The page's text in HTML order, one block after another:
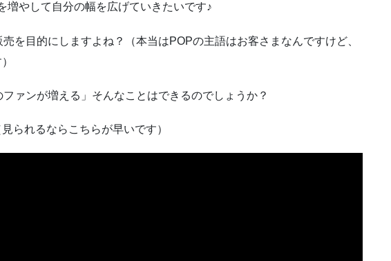
増やして自分の幅を広げていきたいです♪
を目的にしますよね？（本当はPOPの主語はお客さまなんですけど、
ァンが増える」そんなことはできるのでしょうか？
られるならこちらが早いです）